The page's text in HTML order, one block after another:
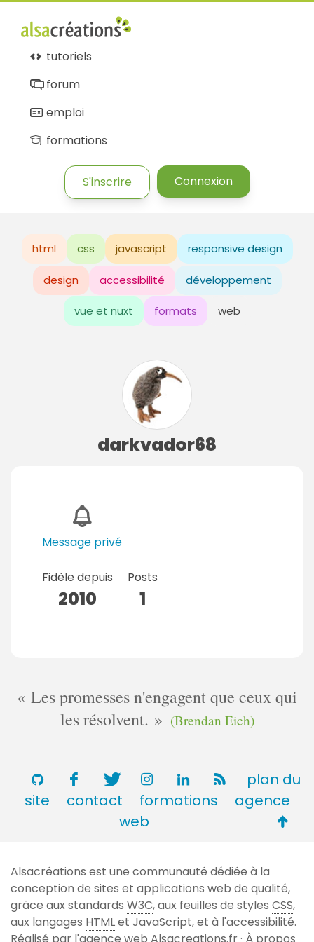
tutoriels
forum
emploi
formations
S'inscrire Connexion
html css javascript responsive design
design accessibilité développement
vue et nuxt formats web
darkvador68
Message privé
Fidèle depuis
2010
Posts
1
Les promesses n'engagent que ceux qui
les résolvent.
(Brendan Eich)
plan du
site
contact formations
agence
web
de
page
Alsacréations est une communauté dédiée à la
conception de sites et applications web de qualité,
grâce aux standards W3C, aux feuilles de styles CSS,
aux langages HTMLet JavaScript, et à l'accessibilité.